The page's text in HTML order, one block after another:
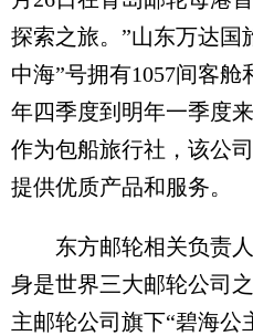
探索之旅。”山东万达国
中海”号拥有1057间客
年四季度到明年一季度
作为包船旅行社，该公
提供优质产品和服务。
东方邮轮相关负责人
身是世界三大邮轮公司
主邮轮公司旗下“碧海公